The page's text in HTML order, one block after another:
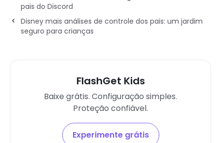
pais do Discord
Disney mais análises de controle dos pais: um jardim
seguro para crianças
FlashGet Kids
Baixe grátis. Configuração simples.
Proteção confiável.
Experimente grátis